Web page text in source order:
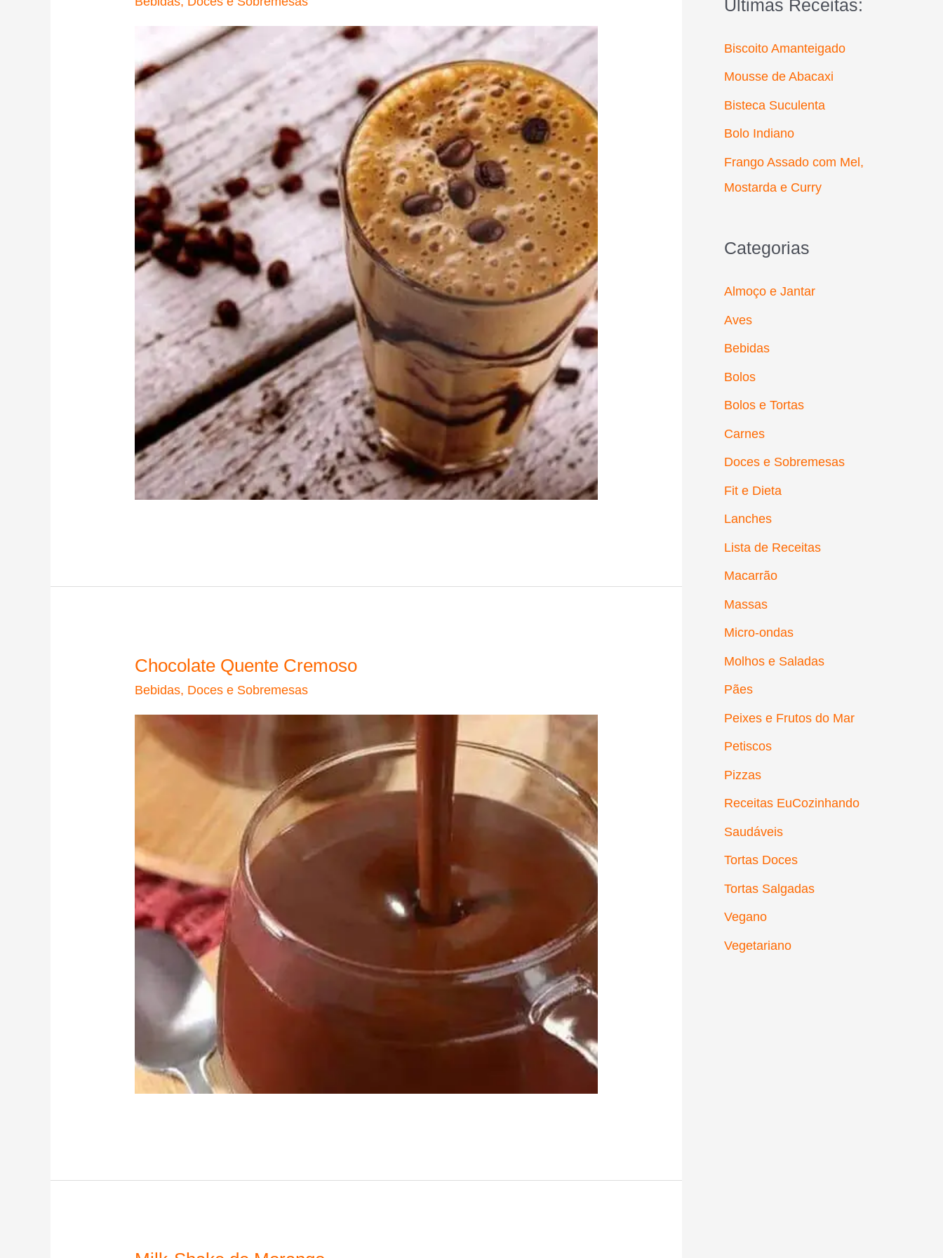
Chocolate Quente Cremoso
Bebidas, Doces e Sobremesas
rÚltimas Receitas:
Biscoito Amanteigado
Mousse de Abacaxi
Bisteca Suculenta
Bolo Indiano
Frango Assado com Mel,
Mostarda e Curry
Categorias
Almoço e Jantar
Aves
Bebidas
Bolos
Bolos e Tortas
Carnes
Doces e Sobremesas
Fit e Dieta
Lanches
Lista de Receitas
Macarrão
Massas
Micro-ondas
Molhos e Saladas
Pães
Peixes e Frutos do Mar
Petiscos
Pizzas
Receitas EuCozinhando
Saudáveis
Tortas Doces
Tortas Salgadas
Vegano
Vegetariano